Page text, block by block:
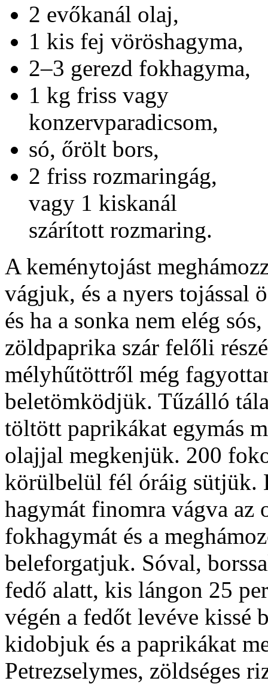
2 evőkanál olaj,
1 kis fej vöröshagyma,
2–3 gerezd fokhagyma,
1 kg friss vagy
konzervparadicsom,
só, őrölt bors,
2 friss rozmaringág,
vagy 1 kiskanál
szárított rozmaring.
A keménytojást
vágjuk, és a nyers tojással
és ha a sonka nem elég
zöldpaprika szár felőli
mélyhűtöttről még
beletömködjük. Tűzálló
töltött paprikákat egymás
olajjal megkenjük. 200
körülbelül fél óráig sütjük.
hagymát finomra vágva az
fokhagymát és a
beleforgatjuk. Sóval,
fedő alatt, kis lángon 25
végén a fedőt levéve kissé
kidobjuk és a paprikákat
Petrezselymes, zöldséges